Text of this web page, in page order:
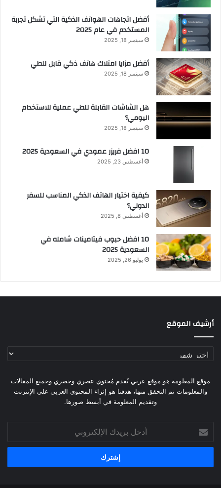
أفضل اتجاهات الهواتف الذكية التي تشكل تجربة
المستخدم في عام 2025
سبتمبر 18, 2025
أفضل مزايا امتلاك هاتف ذكي قابل للطي
سبتمبر 18, 2025
هل الشاشات القابلة للطي عملية للاستخدام
اليومي؟
سبتمبر 18, 2025
10 افضل فريزر عمودي​ في السعودية​ 2025
أغسطس 23, 2025
كيفية اختيار الهاتف الذكي المناسب للسفر
الدولي؟
أغسطس 8, 2025
10 افضل حبوب فيتامينات شامله​ في
السعودية 2025
يوليو 26, 2025
أرشيف الموقع
أرشيف
موقع المعلومة هو موقع عربي يُقدم مُحتوي عصري وحصري وجميع المقالات
والمعلومات تم التحقق منها، هدفنا هو إثراء المحتوي العربي علي الإنترنت
وتقديم المعلومة في أبسط صورها.
بريدك
الإلكتروني